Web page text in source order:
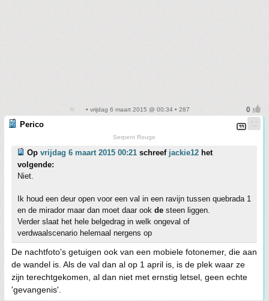
• vrijdag 6 maart 2015 @ 00:34 • 287
Perico
Serpent Rouge
Op vrijdag 6 maart 2015 00:21 schreef jackie12 het
volgende:
Niet.
Ik houd een deur open voor een val in een ravijn tussen quebrada 1
en de mirador maar dan moet daar ook de steen liggen.
Verder slaat het hele belgedrag in welk ongeval of
verdwaalscenario helemaal nergens op
De nachtfoto's getuigen ook van een mobiele fotonemer, die aan
de wandel is. Als de val dan al op 1 april is, is de plek waar ze
zijn terechtgekomen, al dan niet met ernstig letsel, geen echte
'gevangenis'.